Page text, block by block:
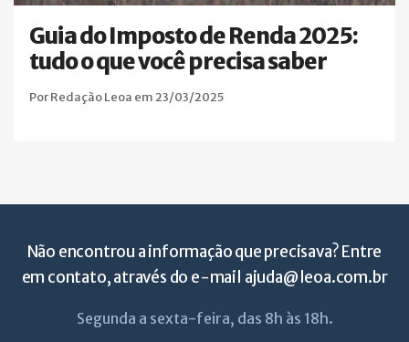
Guia do Imposto de Renda 2025:
tudo o que você precisa saber
Por Redação Leoa em 23/03/2025
Não encontrou a informação que precisava? Entre
em contato, através do e-mail ajuda@leoa.com.br
Segunda a sexta-feira, das 8h às 18h.